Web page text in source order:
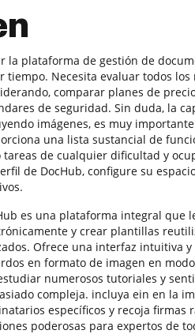
la plataforma de gestión de
tiempo. Necesita evaluar todos
comparar planes de
de seguridad. Sin duda, la
imágenes, es muy
una lista sustancial de
tareas de cualquier dificultad y
de DocHub, configure su
es una plataforma integral que
y crear plantillas
Ofrece una interfaz intuitiva
en formato de imagen en
numerosos tutoriales y
compleja. incluya ein en la
específicos y recoja firmas
poderosas para expertos de